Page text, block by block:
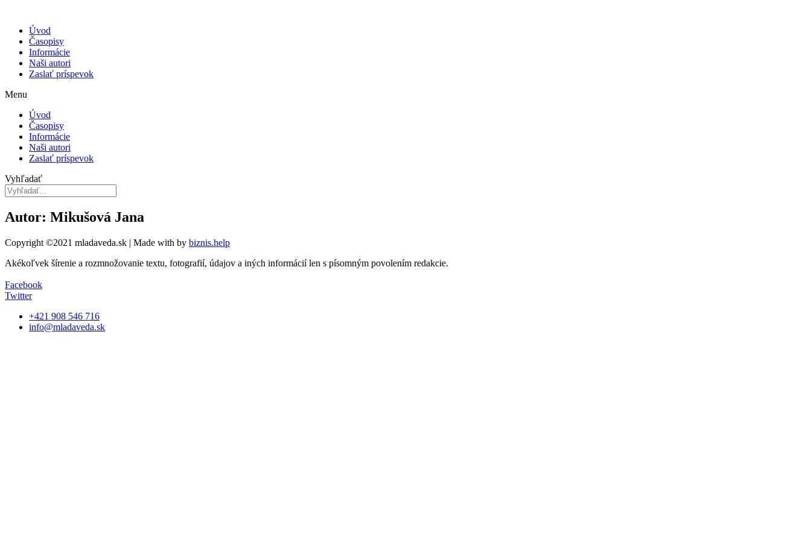
Úvod
Časopisy
Informácie
Naši autori
Zaslať príspevok
Menu
Úvod
Časopisy
Informácie
Naši autori
Zaslať príspevok
Vyhľadať
Autor: Mikušová Jana
Copyright ©2021 mladaveda.sk | Made with by biznis.help
Akékoľvek šírenie a rozmnožovanie textu, fotografií, údajov a iných informácií len s písomným povolením redakcie.
Facebook
Twitter
+421 908 546 716
info@mladaveda.sk